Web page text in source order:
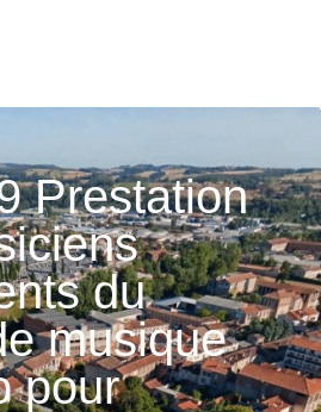
Prestation
du
musique
pour